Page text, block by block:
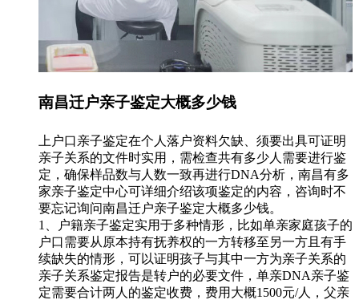
南昌迁户亲子鉴定大概多少钱
上户口亲子鉴定在个人落户资料欠缺、须要出具可证明
亲子关系的文件时实用，需检查共有多少人需要进行鉴
定，确保样品数与人数一致再进行DNA分析，南昌有多
家亲子鉴定中心可详细介绍该项鉴定的内容，咨询时不
要忘记询问南昌迁户亲子鉴定大概多少钱。
1、户籍亲子鉴定实用于多种情形，比如单亲家庭孩子的
户口需要从原本持有抚养权的一方转移至另一方且有手
续缺失的情形，可以证明孩子与其中一方为亲子关系的
亲子关系鉴定报告是转户的必要文件，单亲DNA亲子鉴
定需要合计两人的鉴定收费，费用大概1500元/人，父亲